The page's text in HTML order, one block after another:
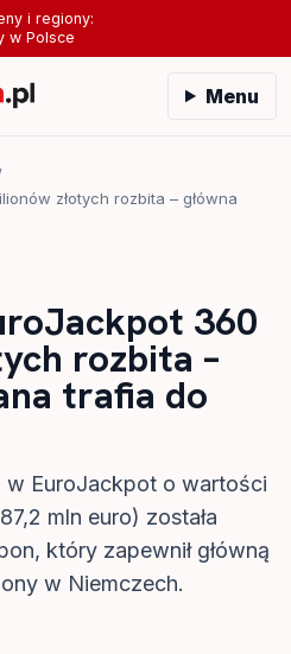
i regiony:
w Polsce
Menu
złotych rozbita – główna
360
rozbita –
trafia do
w EuroJackpot o wartości
mln euro) została
który zapewnił główną
w Niemczech.